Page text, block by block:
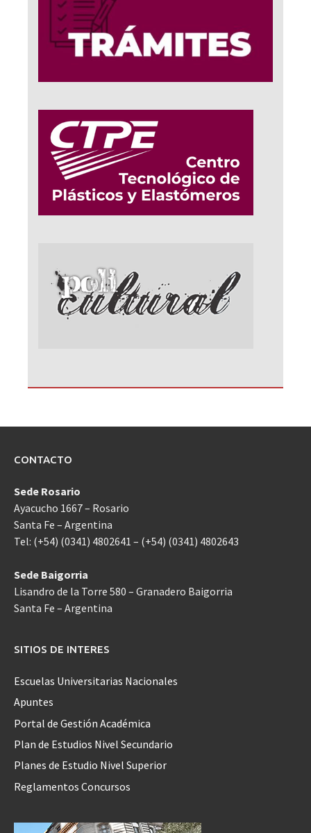
CONTACTO
Sede Rosario
Ayacucho 1667 – Rosario
Santa Fe – Argentina
Tel: (+54) (0341) 4802641 – (+54) (0341) 4802643
Sede Baigorria
Lisandro de la Torre 580 – Granadero Baigorria
Santa Fe – Argentina
SITIOS DE INTERES
Escuelas Universitarias Nacionales
Apuntes
Portal de Gestión Académica
Plan de Estudios Nivel Secundario
Planes de Estudio Nivel Superior
Reglamentos Concursos